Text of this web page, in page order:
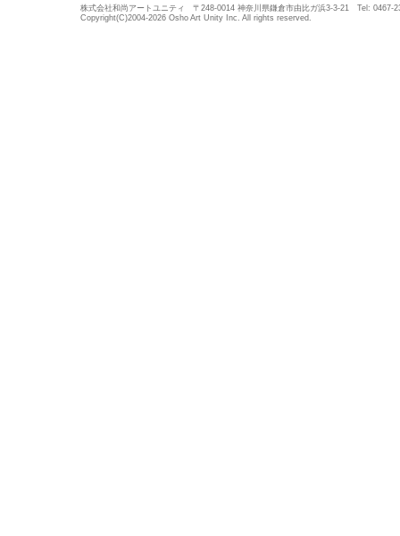
株式会社和尚アートユニティ 〒248-0014 神奈川県鎌倉市由比ガ浜3-3-21 Tel: 0467-
Copyright(C)2004-2026 Osho Art Unity Inc. All rights reserved.